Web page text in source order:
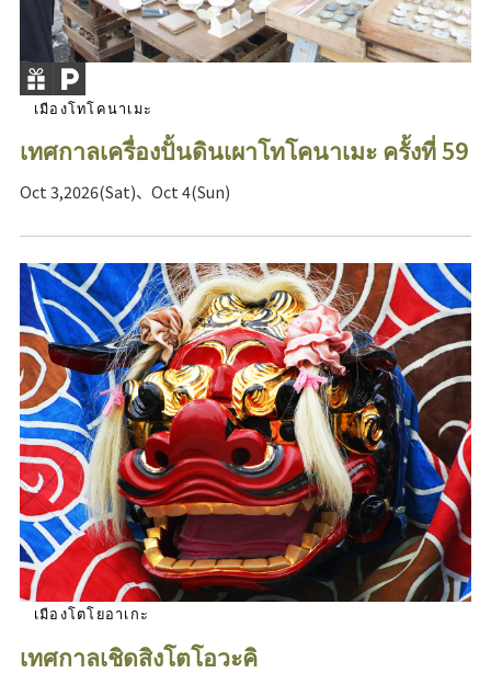
เมืองโทโคนาเมะ
เทศกาลเครื่องปั้นดินเผาโทโคนาเมะ ครั้งที่ 59
Oct 3,2026(Sat)、Oct 4(Sun)
เมืองโตโยอาเกะ
เทศกาลเชิดสิงโตโอวะคิ